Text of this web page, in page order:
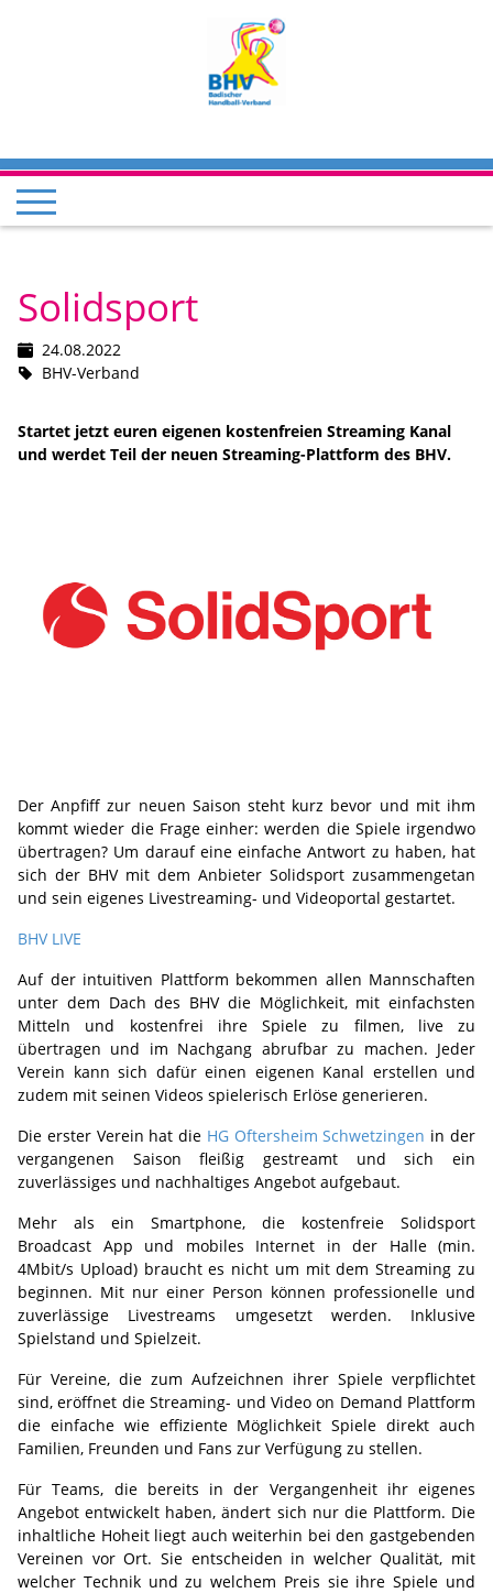
Solidsport
24.08.2022
BHV-Verband
Startet jetzt euren eigenen kostenfreien Streaming Kanal
und werdet Teil der neuen Streaming-Plattform des BHV.
Der Anpfiff zur neuen Saison steht kurz bevor und mit ihm
kommt wieder die Frage einher: werden die Spiele irgendwo
übertragen? Um darauf eine einfache Antwort zu haben, hat
sich der BHV mit dem Anbieter Solidsport zusammengetan
und sein eigenes Livestreaming- und Videoportal gestartet.
BHV LIVE
Auf der intuitiven Plattform bekommen allen Mannschaften
unter dem Dach des BHV die Möglichkeit, mit einfachsten
Mitteln und kostenfrei ihre Spiele zu filmen, live zu
übertragen und im Nachgang abrufbar zu machen. Jeder
Verein kann sich dafür einen eigenen Kanal erstellen und
zudem mit seinen Videos spielerisch Erlöse generieren.
Die erster Verein hat die HG Oftersheim Schwetzingen in der
vergangenen Saison fleißig gestreamt und sich ein
zuverlässiges und nachhaltiges Angebot aufgebaut.
Mehr als ein Smartphone, die kostenfreie Solidsport
Broadcast App und mobiles Internet in der Halle (min.
4Mbit/s Upload) braucht es nicht um mit dem Streaming zu
beginnen. Mit nur einer Person können professionelle und
zuverlässige Livestreams umgesetzt werden. Inklusive
Spielstand und Spielzeit.
Für Vereine, die zum Aufzeichnen ihrer Spiele verpflichtet
sind, eröffnet die Streaming- und Video on Demand Plattform
die einfache wie effiziente Möglichkeit Spiele direkt auch
Familien, Freunden und Fans zur Verfügung zu stellen.
Für Teams, die bereits in der Vergangenheit ihr eigenes
Angebot entwickelt haben, ändert sich nur die Plattform. Die
inhaltliche Hoheit liegt auch weiterhin bei den gastgebenden
Vereinen vor Ort. Sie entscheiden in welcher Qualität, mit
welcher Technik und zu welchem Preis sie ihre Spiele und